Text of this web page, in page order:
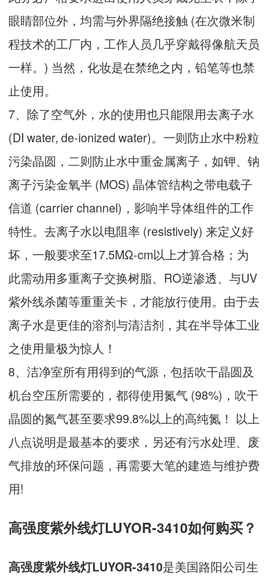
眼睛部位外，均需与外界隔绝接触 (在次微米制
程技术的工厂内，工作人员几乎穿戴得像航天员
一样。) 当然，化妆是在禁绝之内，铅笔等也禁
止使用。
7、除了空气外，水的使用也只能限用去离子水
(DI water, de-ionized water)。一则防止水中粉粒
污染晶圆，二则防止水中重金属离子，如钾、钠
离子污染金氧半 (MOS) 晶体管结构之带电载子
信道 (carrier channel)，影响半导体组件的工作
特性。去离子水以电阻率 (resistively) 来定义好
坏，一般要求至17.5MΩ-cm以上才算合格；为
此需动用多重离子交换树脂、RO逆渗透、与UV
紫外线杀菌等重重关卡，才能放行使用。由于去
离子水是更佳的溶剂与清洁剂，其在半导体工业
之使用量极为惊人！
8、洁净室所有用得到的气源，包括吹干晶圆及
机台空压所需要的，都得使用氮气 (98%)，吹干
晶圆的氮气甚至要求99.8%以上的高纯氮！ 以上
八点说明是最基本的要求，另还有污水处理、废
气排放的环保问题，再需要大笔的建造与维护费
用!
高强度紫外线灯LUYOR-3410如何购买？
高强度紫外线灯LUYOR-3410是美国路阳公司生